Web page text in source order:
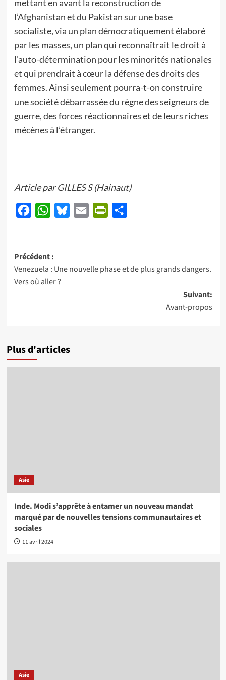
mettant en avant la reconstruction de
l’Afghanistan et du Pakistan sur une base
socialiste, via un plan démocratiquement élaboré
par les masses, un plan qui reconnaîtrait le droit à
l’auto-détermination pour les minorités nationales
et qui prendrait à cœur la défense des droits des
femmes. Ainsi seulement pourra-t-on construire
une société débarrassée du règne des seigneurs de
guerre, des forces réactionnaires et de leurs riches
mécènes à l’étranger.
Article par GILLES S (Hainaut)
FacebookWhatsApp
BlueskyEmail PrintFriendly
Navigation
d’article
Précédent :
Venezuela : Une nouvelle phase et de plus grands dangers.
Vers où aller ?
Suivant:
Avant-propos
Plus d'articles
Asie
Inde. Modi s’apprête à entamer un nouveau mandat
marqué par de nouvelles tensions communautaires et
sociales
11 avril 2024
Asie